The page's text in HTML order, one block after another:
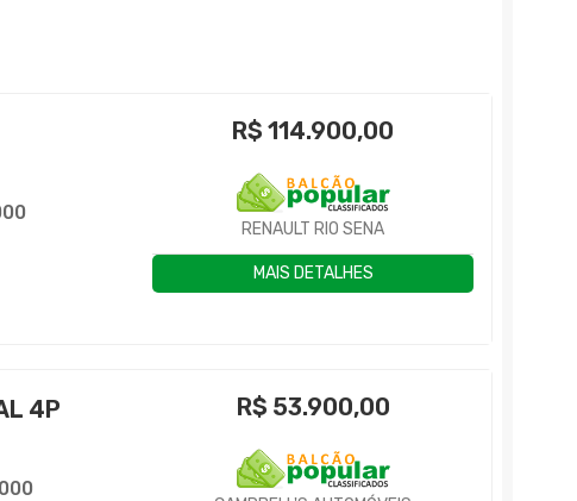
R$114.900,00
RENAULT RIO SENA
MAIS DETALHES
4P R$ 53.900,00